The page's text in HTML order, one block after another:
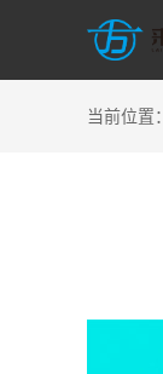
当前位置：